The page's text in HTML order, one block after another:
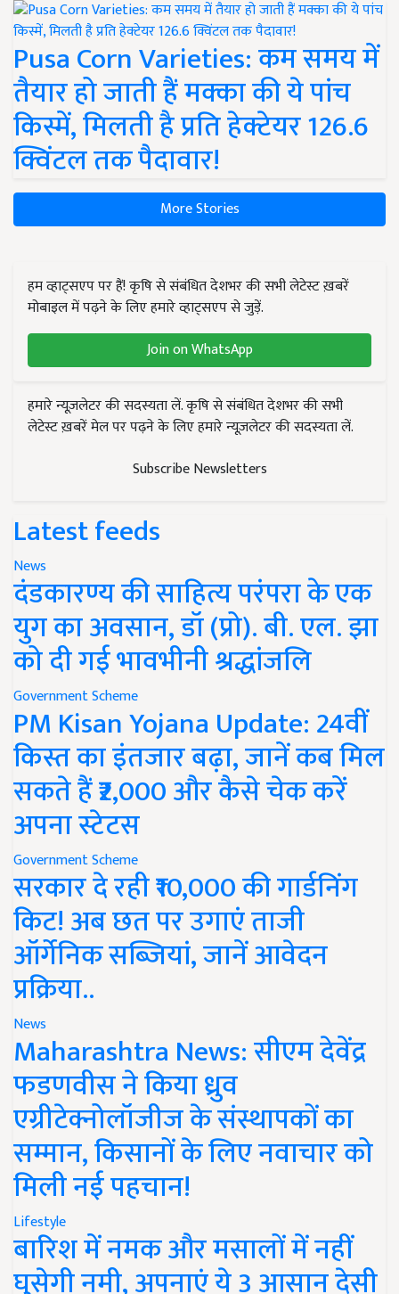
Pusa Corn Varieties: कम समय में
तैयार हो जाती हैं मक्का की ये पांच
किस्में, मिलती है प्रति हेक्टेयर 126.6
क्विंटल तक पैदावार!
More Stories
हम व्हाट्सएप पर हैं! कृषि से संबंधित देशभर की सभी लेटेस्ट ख़बरें
मोबाइल में पढ़ने के लिए हमारे व्हाट्सएप से जुड़ें.
Join on WhatsApp
हमारे न्यूज़लेटर की सदस्यता लें. कृषि से संबंधित देशभर की सभी
लेटेस्ट ख़बरें मेल पर पढ़ने के लिए हमारे न्यूज़लेटर की सदस्यता लें.
Subscribe Newsletters
Latest feeds
News
दंडकारण्य की साहित्य परंपरा के एक
युग का अवसान, डॉ (प्रो). बी. एल. झा
को दी गई भावभीनी श्रद्धांजलि
Government Scheme
PM Kisan Yojana Update: 24वीं
किस्त का इंतजार बढ़ा, जानें कब मिल
सकते हैं ₹2,000 और कैसे चेक करें
अपना स्टेटस
Government Scheme
सरकार दे रही ₹10,000 की गार्डनिंग
किट! अब छत पर उगाएं ताजी
ऑर्गेनिक सब्जियां, जानें आवेदन
प्रक्रिया..
News
Maharashtra News: सीएम देवेंद्र
फडणवीस ने किया ध्रुव
एग्रीटेक्नोलॉजीज के संस्थापकों का
सम्मान, किसानों के लिए नवाचार को
मिली नई पहचान!
Lifestyle
बारिश में नमक और मसालों में नहीं
घुसेगी नमी, अपनाएं ये 3 आसान देसी